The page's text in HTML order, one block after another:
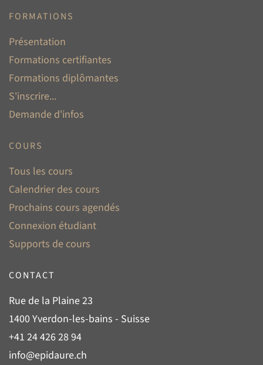
FORMATIONS
Présentation
Formations certifiantes
Formations diplômantes
S'inscrire...
Demande d'infos
COURS
Tous les cours
Calendrier des cours
Prochains cours agendés
Connexion étudiant
Supports de cours
CONTACT
Rue de la Plaine 23
1400 Yverdon-les-bains - Suisse
+41 24 426 28 94
info@epidaure.ch